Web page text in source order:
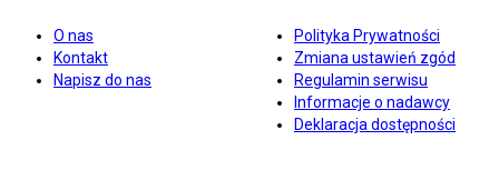
O nas
Kontakt
Napisz do nas
Polityka Prywatności
Zmiana ustawień zgód
Regulamin serwisu
Informacje o nadawcy
Deklaracja dostępności